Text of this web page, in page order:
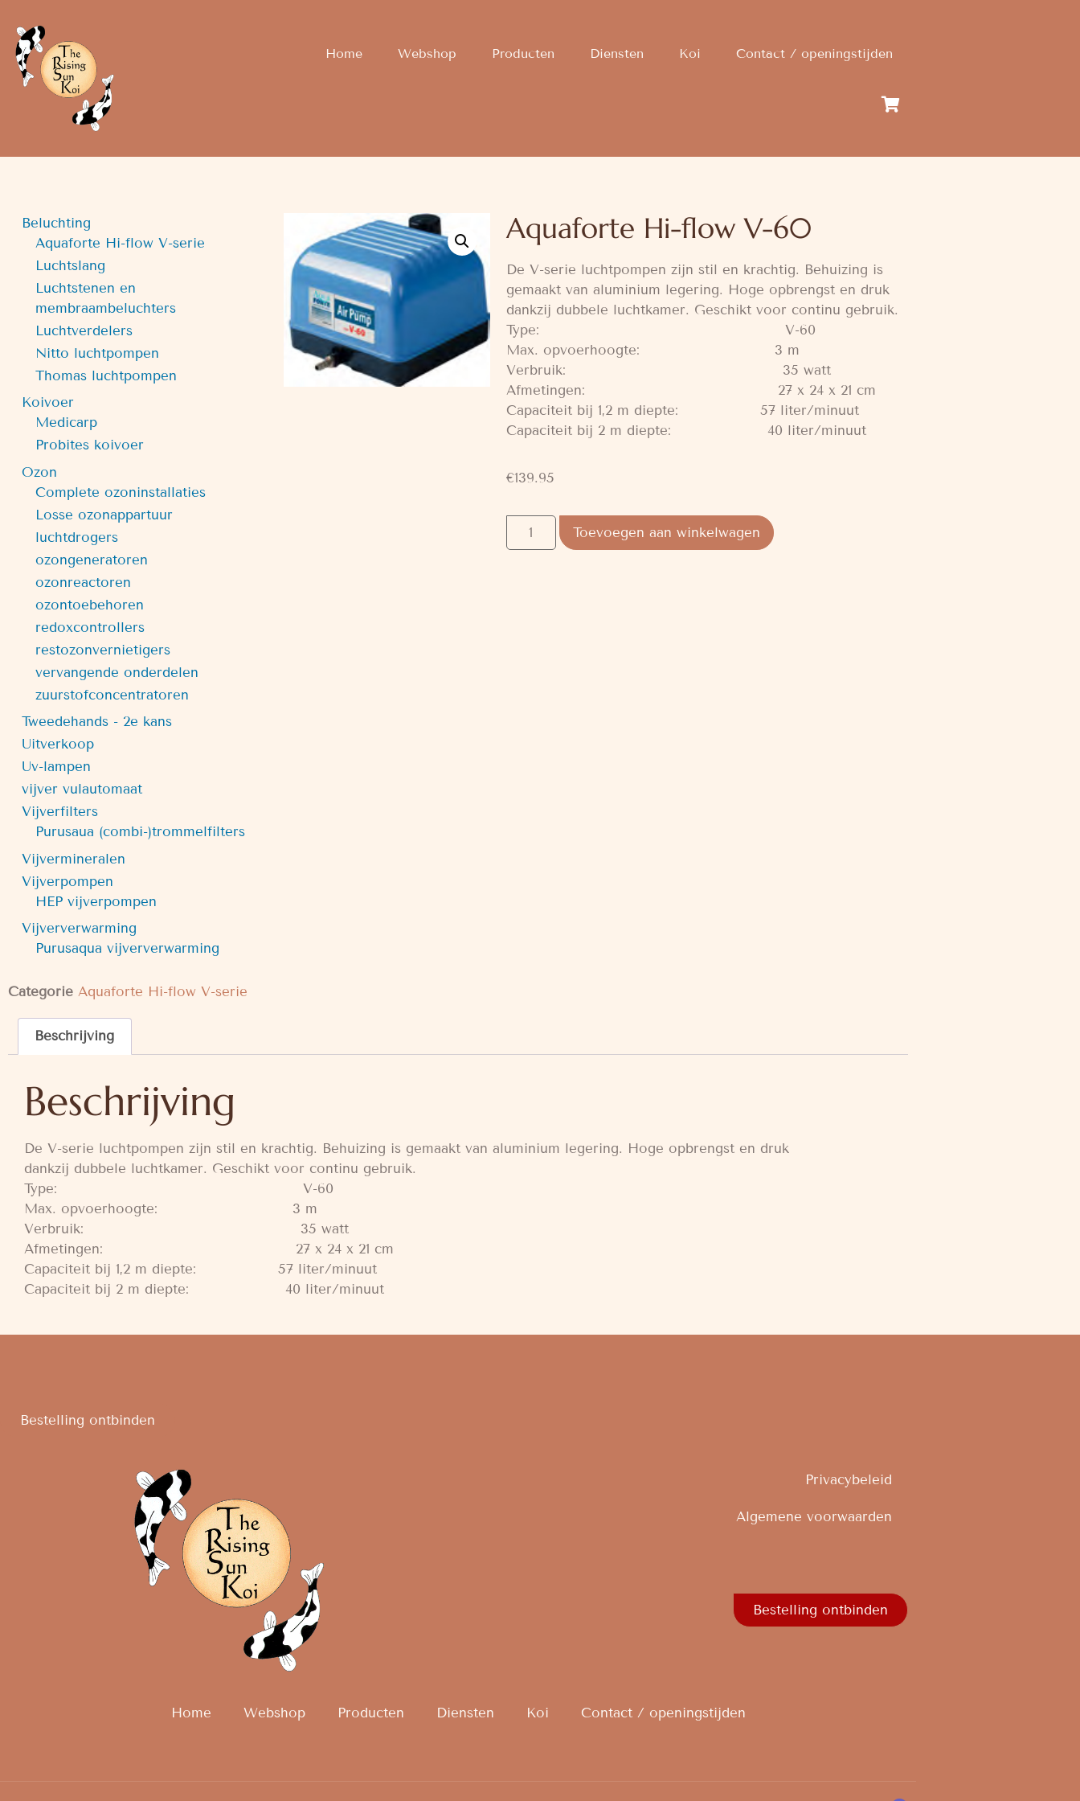
Home Webshop Producten Diensten Koi Contact / openingstijden
Beluchting
Aquaforte Hi-flow V-serie
Luchtslang
Luchtstenen en
membraambeluchters
Luchtverdelers
Nitto luchtpompen
Thomas luchtpompen
Koivoer
Medicarp
Probites koivoer
Ozon
Complete ozoninstallaties
Losse ozonappartuur
luchtdrogers
ozongeneratoren
ozonreactoren
ozontoebehoren
redoxcontrollers
restozonvernietigers
vervangende onderdelen
zuurstofconcentratoren
Tweedehands - 2e kans
Uitverkoop
Uv-lampen
vijver vulautomaat
Vijverfilters
Purusaua (combi-)trommelfilters
Vijvermineralen
Vijverpompen
HEP vijverpompen
Vijververwarming
Purusaqua vijververwarming
Aquaforte Hi-flow V-60
De V-serie luchtpompen zijn stil en krachtig. Behuizing is
gemaakt van aluminium legering. Hoge opbrengst en druk
dankzij dubbele luchtkamer. Geschikt voor continu gebruik.
Type: V-60
Max. opvoerhoogte: 3 m
Verbruik: 35 watt
Afmetingen: 27 x 24 x 21 cm
Capaciteit bij 1,2 m diepte: 57 liter/minuut
Capaciteit bij 2 m diepte: 40 liter/minuut
€139.95
Toevoegen aan winkelwagen
Categorie Aquaforte Hi-flow V-serie
Beschrijving
Beschrijving
De V-serie luchtpompen zijn stil en krachtig. Behuizing is gemaakt van aluminium legering. Hoge opbrengst en druk
dankzij dubbele luchtkamer. Geschikt voor continu gebruik.
Type: V-60
Max. opvoerhoogte: 3 m
Verbruik: 35 watt
Afmetingen: 27 x 24 x 21 cm
Capaciteit bij 1,2 m diepte: 57 liter/minuut
Capaciteit bij 2 m diepte: 40 liter/minuut
Bestelling ontbinden
Privacybeleid
Algemene voorwaarden
Bestelling ontbinden
Home Webshop Producten Diensten Koi Contact / openingstijden